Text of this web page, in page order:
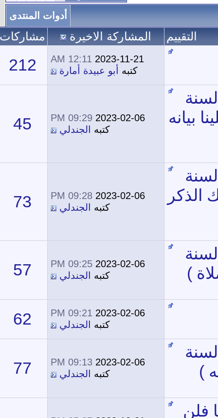
أدوات المنتدى
المشاركة الاخيرة مشاركات المشاهدات
12:11 AM
أبو عبيدة أمارة 212
192,637
2023-02-06
09:29 PM
45
134,521
2023-02-06
09:28 PM
كتبه
73
195,827
2023-02-06
09:25 PM
57
185,524
09:21 PM
62
166,699
09:13 PM
77
204,437